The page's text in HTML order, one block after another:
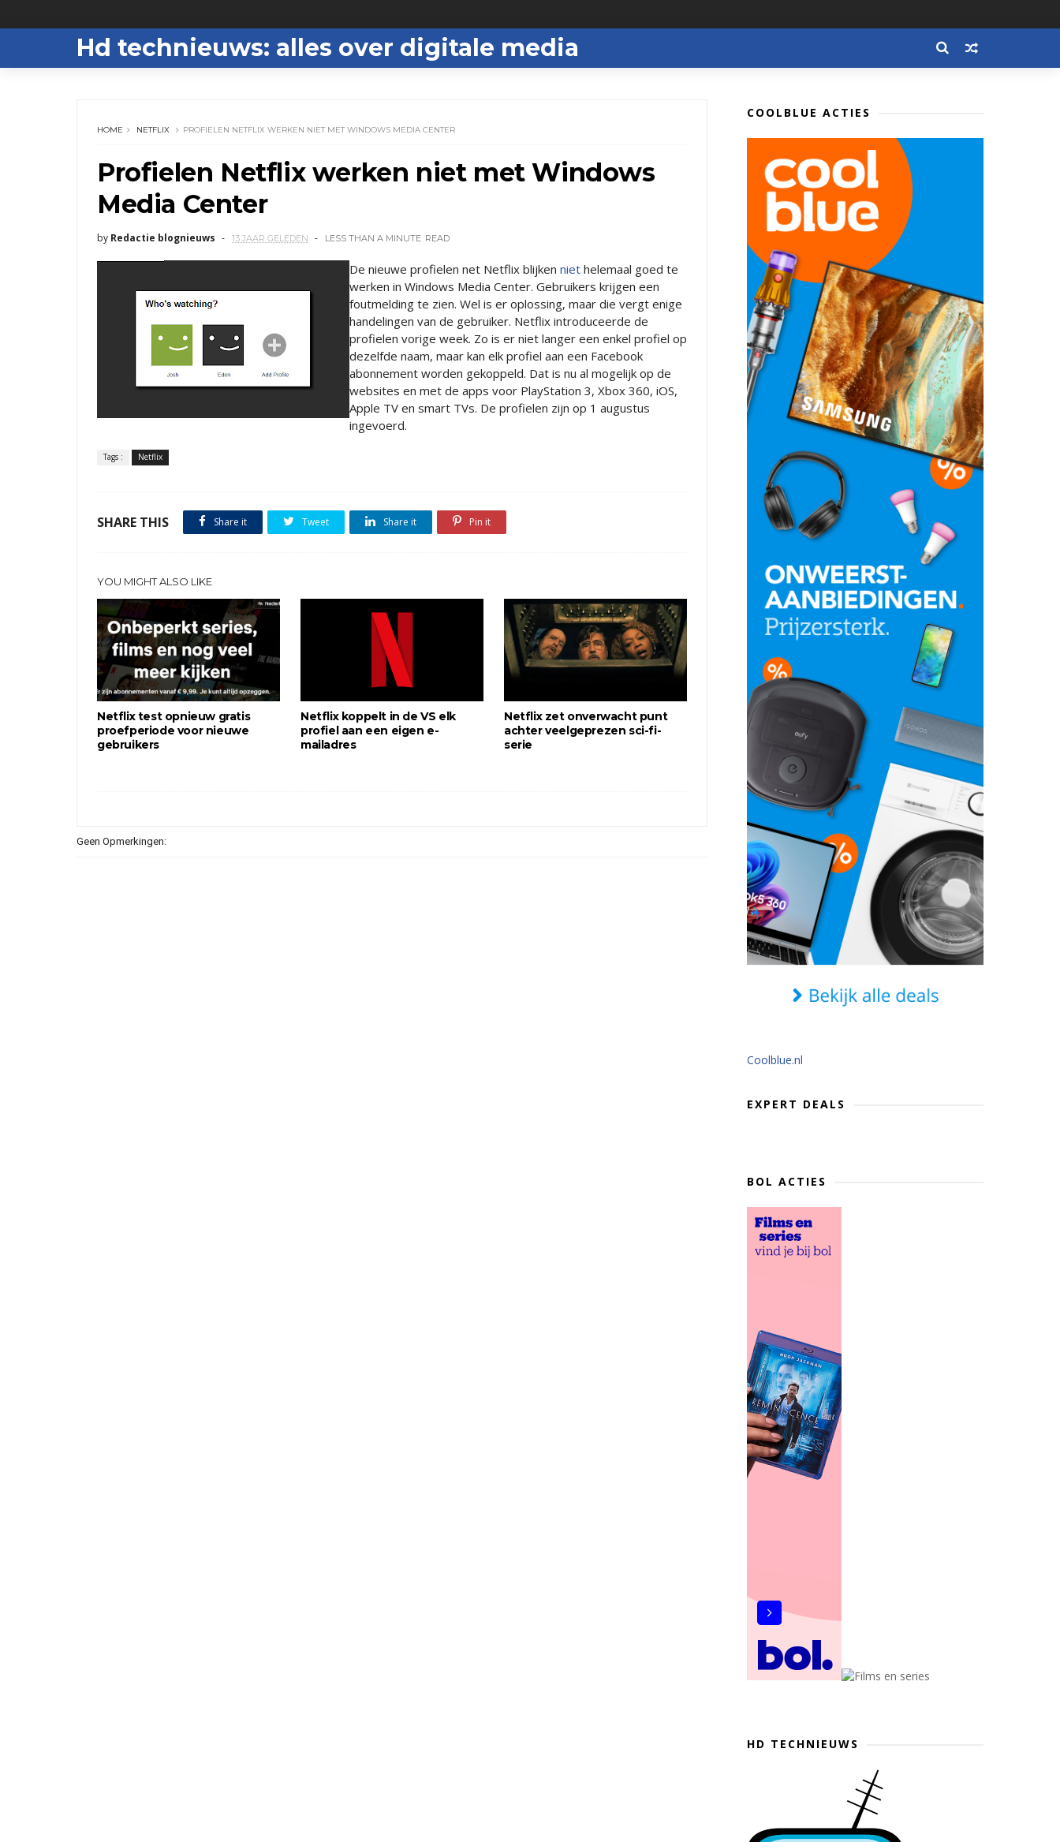
Hd technieuws: alles over digitale media
HOME NETFLIX PROFIELEN NETFLIX WERKEN NIET MET WINDOWS MEDIA CENTER
Profielen Netflix werken niet met Windows
Media Center
by Redactie blognieuws 13 JAAR GELEDEN LESS THAN A MINUTE READ
De nieuwe profielen net Netflix blijken niet helemaal goed te
werken in Windows Media Center. Gebruikers krijgen een
foutmelding te zien. Wel is er oplossing, maar die vergt enige
handelingen van de gebruiker. Netflix introduceerde de
profielen vorige week. Zo is er niet langer een enkel profiel op
dezelfde naam, maar kan elk profiel aan een Facebook
abonnement worden gekoppeld. Dat is nu al mogelijk op de
websites en met de apps voor PlayStation 3, Xbox 360, iOS,
Apple TV en smart TVs. De profielen zijn op 1 augustus
ingevoerd.
Tags : Netflix
SHARE THIS Share it Tweet Share it Pin it
YOU MIGHT ALSO LIKE
Netflix test opnieuw gratis
proefperiode voor nieuwe
gebruikers
Netflix koppelt in de VS elk
profiel aan een eigen e-
mailadres
Netflix zet onverwacht punt
achter veelgeprezen sci-fi-
serie
Geen Opmerkingen:
COOLBLUE ACTIES
Coolblue.nl
EXPERT DEALS
BOL ACTIES
HD TECHNIEUWS